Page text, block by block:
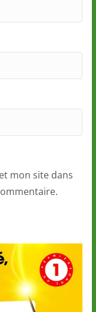
mon site dans